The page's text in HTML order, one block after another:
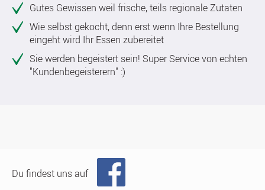
Gutes Gewissen weil frische, teils regionale Zutaten
Wie selbst gekocht, denn erst wenn Ihre Bestellung
eingeht wird Ihr Essen zubereitet
Sie werden begeistert sein! Super Service von echten
"Kundenbegeisterern" :)
Du findest uns auf